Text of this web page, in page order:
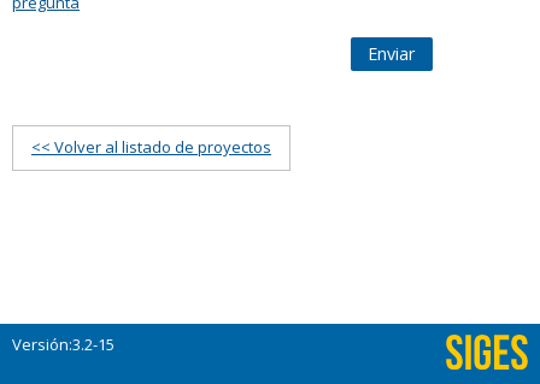
Enviar
<< Volver al listado de proyectos
Versión:3.2-15